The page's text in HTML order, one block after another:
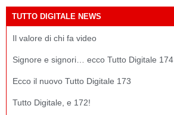
TUTTO DIGITALE NEWS
Il valore di chi fa video
Signore e signori… ecco Tutto Digitale 174
Ecco il nuovo Tutto Digitale 173
Tutto Digitale, e 172!